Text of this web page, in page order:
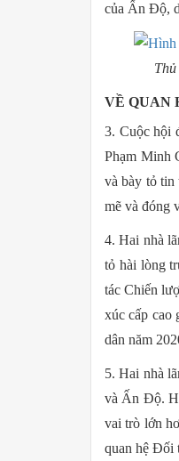
của Ấn Độ,
VỀ QUAN
3. Cuộc hội
Phạm Minh
và bày tỏ tin
mẽ và đóng
4. Hai nhà
tỏ hài lòng
tác Chiến
xúc cấp cao
dân năm
5. Hai nhà
và Ấn Độ.
vai trò lớn
quan hệ Đối